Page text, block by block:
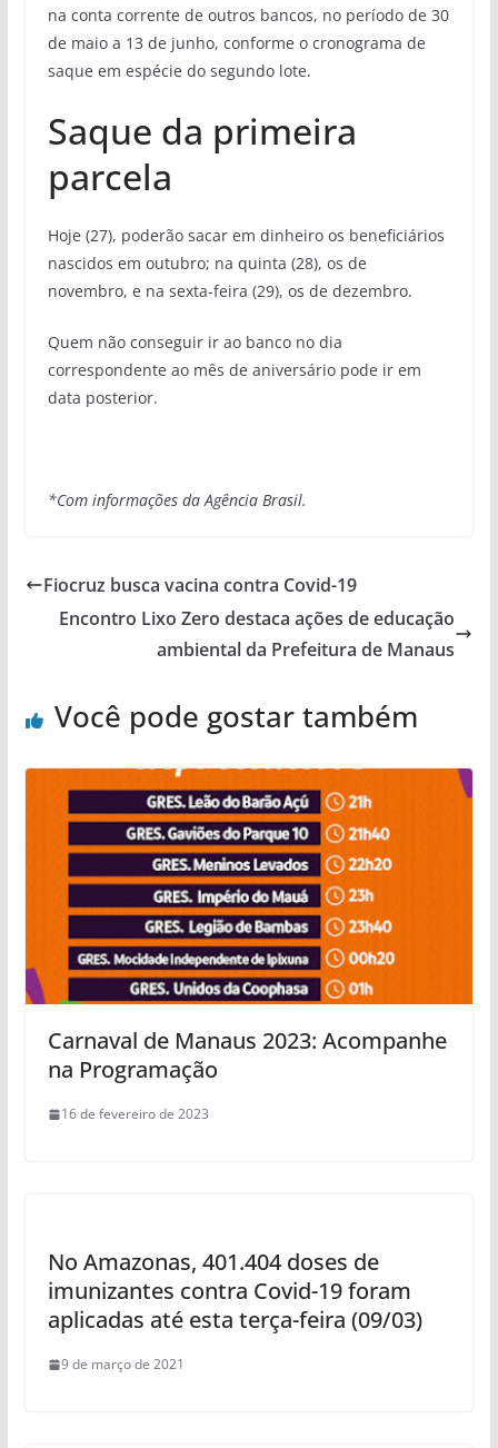
na conta corrente de outros bancos, no período de 30
de maio a 13 de junho, conforme o cronograma de
saque em espécie do segundo lote.
Saque da primeira
parcela
Hoje (27), poderão sacar em dinheiro os beneficiários
nascidos em outubro; na quinta (28), os de
novembro, e na sexta-feira (29), os de dezembro.
Quem não conseguir ir ao banco no dia
correspondente ao mês de aniversário pode ir em
data posterior.
*Com informações da Agência Brasil.
Fiocruz busca vacina contra Covid-19
Encontro Lixo Zero destaca ações de educação
ambiental da Prefeitura de Manaus
Você pode gostar também
Carnaval de Manaus 2023: Acompanhe
na Programação
16 de fevereiro de 2023
No Amazonas, 401.404 doses de
imunizantes contra Covid-19 foram
aplicadas até esta terça-feira (09/03)
9 de março de 2021